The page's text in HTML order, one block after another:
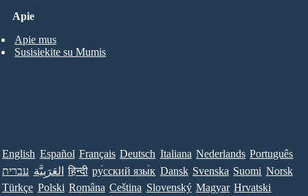
Apie
Apie mus
Susisiekite su Mumis
English Español Français Deutsch Italiana Nederlands Português
עברית العَرَبِيَّة हिन्दी ру́сский язы́к Dansk Svenska Suomi Norsk
Türkçe Polski Româna Ceština Slovenský Magyar Hrvatski